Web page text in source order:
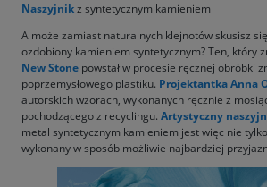
Naszyjnikz syntetycznym kamieniem
A może zamiast naturalnych klejnotów skusisz
ozdobiony kamieniem syntetycznym? Ten, który
New Stone powstał w procesie ręcznej obróbki
poprzemysłowego plastiku. Projektantka Anna
autorskich wzorach, wykonanych ręcznie z
pochodzącego z recyclingu. Artystyczny
metal syntetycznym kamieniem jest więc nie
wykonany w sposób możliwie najbardziej